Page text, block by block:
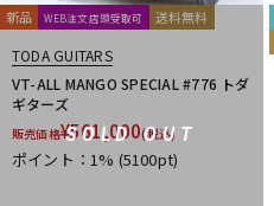
SOLD OUT
新品 WEB注文店頭受取可 送料無料
TODA GUITARS
VT-ALL MANGO SPECIAL #776 トダ
ギターズ
販売価格¥561,000(税込)
ポイント：1% (5100pt)